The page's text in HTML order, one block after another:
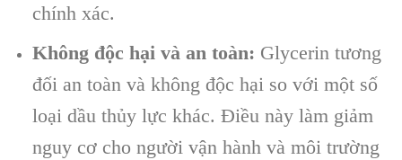
chính xác.
Không độc hại và an toàn: Glycerin tương
đối an toàn và không độc hại so với một số
loại dầu thủy lực khác. Điều này làm giảm
nguy cơ cho người vận hành và môi trường